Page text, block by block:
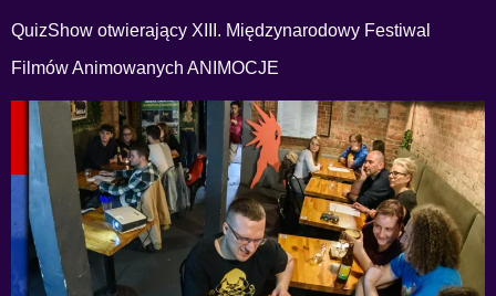
QuizShow otwierający XIII. Międzynarodowy Festiwal
Filmów Animowanych ANIMOCJE